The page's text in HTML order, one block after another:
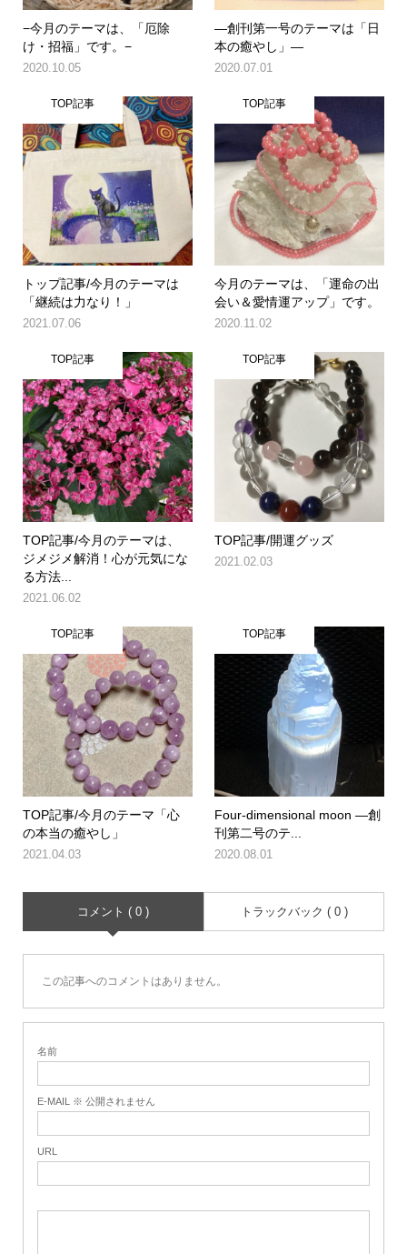
−今月のテーマは、「厄除
け・招福」です。−
2020.10.05
―創刊第一号のテーマは「日
本の癒やし」―
2020.07.01
TOP記事
トップ記事/今月のテーマは
「継続は力なり！」
2021.07.06
TOP記事
今月のテーマは、「運命の出
会い＆愛情運アップ」です。
2020.11.02
TOP記事
TOP記事/今月のテーマは、
ジメジメ解消！心が元気にな
る方法...
2021.06.02
TOP記事
TOP記事/開運グッズ
2021.02.03
TOP記事
TOP記事/今月のテーマ「心
の本当の癒やし」
2021.04.03
TOP記事
Four-dimensional moon ―創
刊第二号のテ...
2020.08.01
コメント ( 0 ) トラックバック ( 0 )
この記事へのコメントはありません。
名前
E-MAIL ※ 公開されません
URL